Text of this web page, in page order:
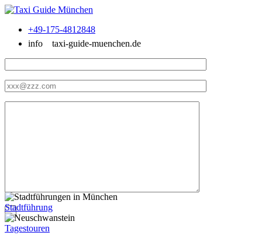
+49-175-4812848
info
taxi-guide-muenchen.de
Stadtführung
Tagestouren